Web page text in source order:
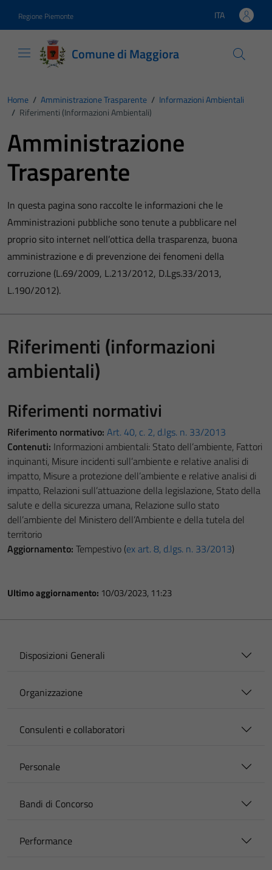
Regione Piemonte Lingua attiva:
ITA
Comune di Maggiora
Home / Amministrazione Trasparente / Informazioni Ambientali
/ Riferimenti (informazioni Ambientali)
Amministrazione
Trasparente
In questa pagina sono raccolte le informazioni che le
Amministrazioni pubbliche sono tenute a pubblicare nel
proprio sito internet nell’ottica della trasparenza, buona
amministrazione e di prevenzione dei fenomeni della
corruzione (L.69/2009, L.213/2012, D.Lgs.33/2013,
L.190/2012).
Riferimenti (informazioni
ambientali)
Riferimenti normativi
Riferimento normativo: Art. 40, c. 2, d.lgs. n. 33/2013
Contenuti: Informazioni ambientali: Stato dell’ambiente, Fattori
inquinanti, Misure incidenti sull’ambiente e relative analisi di
impatto, Misure a protezione dell’ambiente e relative analisi di
impatto, Relazioni sull’attuazione della legislazione, Stato della
salute e della sicurezza umana, Relazione sullo stato
dell’ambiente del Ministero dell’Ambiente e della tutela del
territorio
Aggiornamento: Tempestivo (ex art. 8, d.lgs. n. 33/2013)
Ultimo aggiornamento: 10/03/2023, 11:23
Disposizioni Generali
Organizzazione
Consulenti e collaboratori
Personale
Bandi di Concorso
Performance